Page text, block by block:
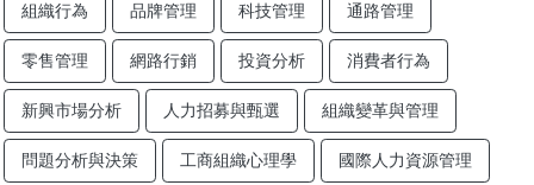
組織行為 品牌管理 科技管理 通路管理
零售管理 網路行銷 投資分析 消費者行為
新興市場分析 人力招募與甄選 組織變革與管理
問題分析與決策 工商組織心理學 國際人力資源管理